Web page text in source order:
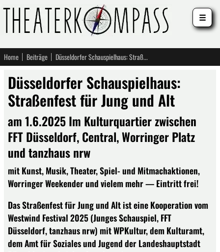
Home Beiträge Düsseldorfer Schauspielhaus: Straßenfest für Jung und Alt
Düsseldorfer Schauspielhaus:
Straßenfest für Jung und Alt
am 1.6.2025 Im Kulturquartier zwischen
FFT Düsseldorf, Central, Worringer Platz
und tanzhaus nrw
mit Kunst, Musik, Theater, Spiel- und Mitmachaktionen,
Worringer Weekender und vielem mehr — Eintritt frei!
Das Straßenfest für Jung und Alt ist eine Kooperation vom
Westwind Festival 2025 (Junges Schauspiel, FFT
Düsseldorf, tanzhaus nrw) mit WPKultur, dem Kulturamt,
dem Amt für Soziales und Jugend der Landeshauptstadt
☰